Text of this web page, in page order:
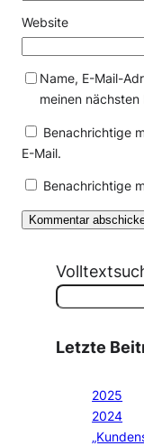
Website
Name, E-Mail-
meinen nächsten
Benachrichtige
E-Mail.
Benachrichtige
Letzte
2025
2024